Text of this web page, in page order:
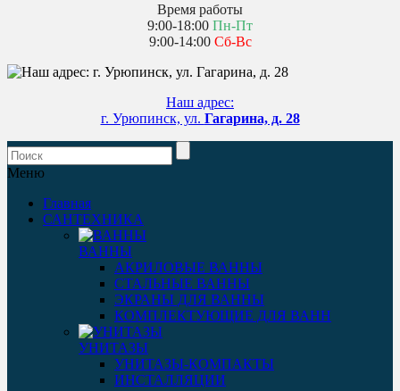
Время работы
9:00-18:00 Пн-Пт
9:00-14:00 Сб-Вс
Наш адрес:
г. Урюпинск, ул. Гагарина, д. 28
Меню
Главная
САНТЕХНИКА
ВАННЫ
АКРИЛОВЫЕ ВАННЫ
СТАЛЬНЫЕ ВАННЫ
ЭКРАНЫ ДЛЯ ВАННЫ
КОМПЛЕКТУЮЩИЕ ДЛЯ ВАНН
УНИТАЗЫ
УНИТАЗЫ-КОМПАКТЫ
ИНСТАЛЛЯЦИИ